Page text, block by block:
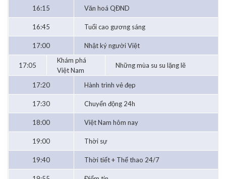
16:15 Văn hoá QĐND
16:45 Tuổi cao gương sáng
17:00 Nhật ký người Việt
17:05
Khám phá
Việt Nam
Những mùa su su lặng lẽ
17:20 Hành trình vẻ đẹp
17:30 Chuyển động 24h
18:00 Việt Nam hôm nay
19:00 Thời sự
19:40 Thời tiết + Thể thao 24/7